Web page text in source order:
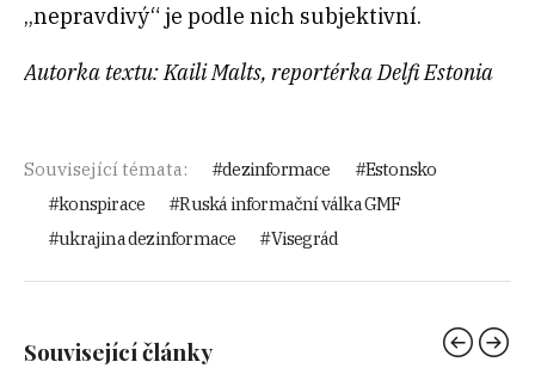
„nepravdivý“ je podle nich subjektivní.
Autorka textu: Kaili Malts, reportérka Delfi Estonia
Související témata: dezinformace
Estonsko
konspirace
Ruská informační válka GMF
ukrajina dezinformace
Visegrád
Související články